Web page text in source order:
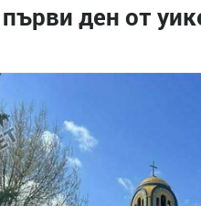
ден от